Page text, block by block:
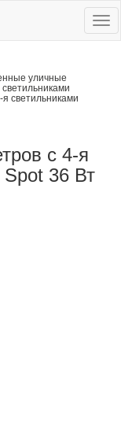
уличные
светильниками
с 4-я
36 Вт